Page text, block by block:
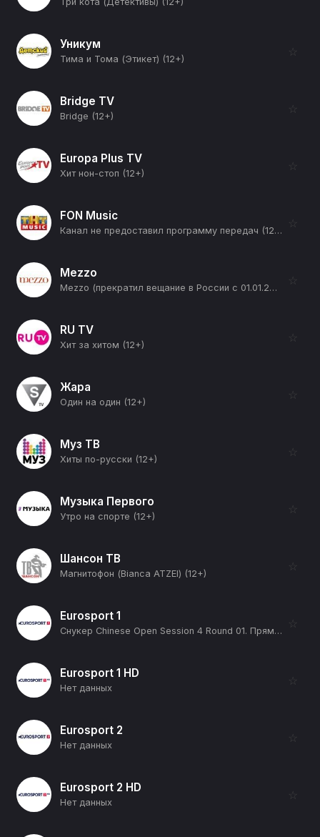
Уникум
Тима и Тома (Этикет) (12+)
☆
Bridge TV
Bridge (12+)
☆
Europa Plus TV
Хит нон-стоп (12+)
☆
FON Music
Канал не предоставил программу передач (12+)
☆
Mezzo
Mezzo (прекратил вещание в России с 01.01.2026) (12+)
☆
RU TV
Хит за хитом (12+)
☆
Жара
Один на один (12+)
☆
Муз ТВ
Хиты по-русски (12+)
☆
Музыка Первого
Утро на спорте (12+)
☆
Шансон ТВ
Магнитофон (Bianca ATZEI) (12+)
☆
Eurosport 1
Снукер Chinese Open Session 4 Round 01. Прямая трансляция (12+)
☆
Eurosport 1 HD
Нет данных
☆
Eurosport 2
Нет данных
☆
Eurosport 2 HD
Нет данных
☆